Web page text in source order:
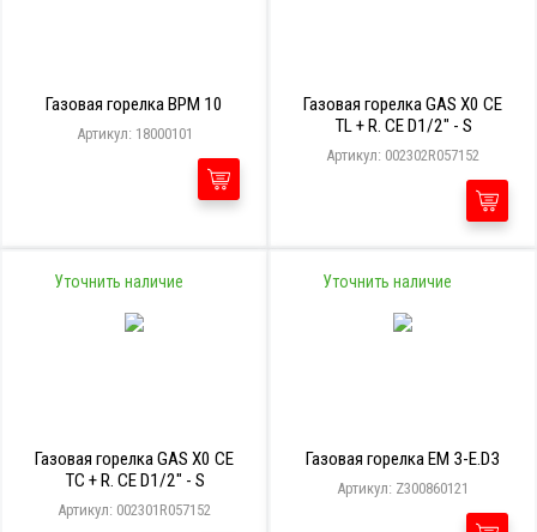
Газовая горелка BPM 10
Артикул: 18000101
Газовая горелка GAS X0 CE
TL + R. CE D1/2" - S
Артикул: 002302R057152
Уточнить наличие
Газовая горелка GAS X0 CE
TC + R. CE D1/2" - S
Артикул: 002301R057152
Уточнить наличие
Газовая горелка EM 3-E.D3
Артикул: Z300860121